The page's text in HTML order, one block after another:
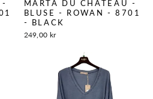
-
MARTA DU CHATEAU -
BLUSE - ROWAN - 8701
- BLACK
249,00 kr